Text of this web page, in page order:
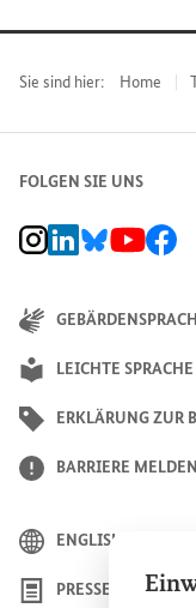
Sie sind hier: Home
FOLGEN SIE UNS
BMZ Instagram-Kanal,
BMZ LinkedIn
BMZ Bluesky-
BMZBMZ
LEICHTE SPRACHE
ERKLÄRUNG ZUR
BARRIERE MELDEN
ENGLISH
PRESSE